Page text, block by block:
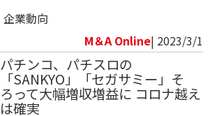
企業動向
M＆A Online| 2023/3/1
パチンコ、パチスロの
「SANKYO」「セガサミー」そ
ろって大幅増収増益に コロナ越え
は確実